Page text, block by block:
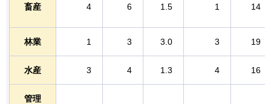
畜産 4 6 1.5 1 14
林業 1 3 3.0 3 19
水産 3 4 1.3 4 16
管理